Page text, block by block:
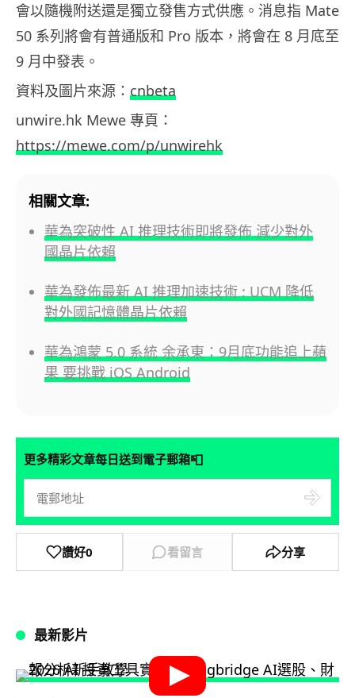
會以隨機附送還是獨立發售方式供應。消息指 Mate
50 系列將會有普通版和 Pro 版本，將會在 8 月底至
9 月中發表。
資料及圖片來源： cnbeta
unwire.hk Mewe 專頁：
https://mewe.com/p/unwirehk
相關文章:
華為突破性 AI 推理技術即將發佈 減少對外
國晶片依賴
華為發佈最新 AI 推理加速技術 : UCM 降低
對外國記憶體晶片依賴
華為鴻蒙 5.0 系統 余承東：9月底功能追上蘋
果 要挑戰 iOS Android
更多精彩文章每日送到電子郵箱📮
讚好0 看留言 分享
最新影片